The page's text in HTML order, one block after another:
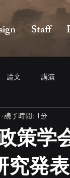
Staff
論文 講演
策学
究発表
読了時間: 1分